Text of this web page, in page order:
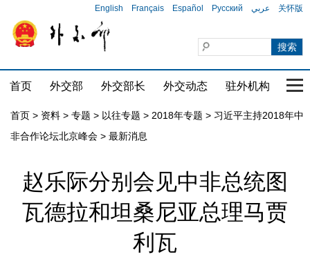
English Français Español Русский عربي 关怀版
首页 外交部 外交部长 外交动态 驻外机构 国
首页 > 资料 > 专题 > 以往专题 > 2018年专题 > 习近平主持2018年中
非合作论坛北京峰会 > 最新消息
赵乐际分别会见中非总统图
瓦德拉和坦桑尼亚总理马贾
利瓦